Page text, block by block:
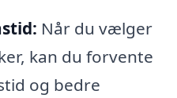
Når du vælger
kan du forvente
og bedre